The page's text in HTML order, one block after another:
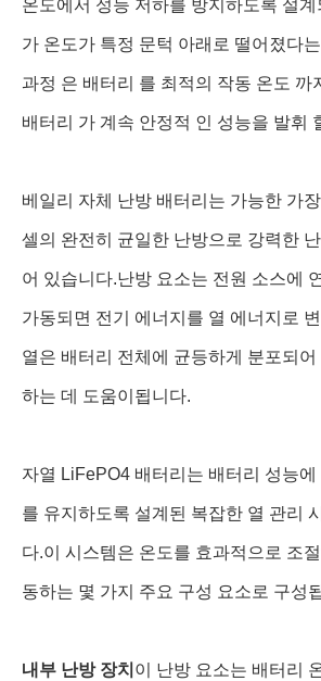
온도에서 성능 저하를 방지하도록 설계
가 온도가 특정 문턱 아래로 떨어졌다
과정 은 배터리 를 최적의 작동 온도 까
배터리 가 계속 안정적 인 성능을 발휘
베일리 자체 난방 배터리는 가능한 가
셀의 완전히 균일한 난방으로 강력한
어 있습니다.난방 요소는 전원 소스에
가동되면 전기 에너지를 열 에너지로
열은 배터리 전체에 균등하게 분포되
하는 데 도움이됩니다.
자열 LiFePO4 배터리는 배터리 성능에
를 유지하도록 설계된 복잡한 열 관리
다.이 시스템은 온도를 효과적으로 조
동하는 몇 가지 주요 구성 요소로 구성
내부 난방 장치 이 난방 요소는 배터리